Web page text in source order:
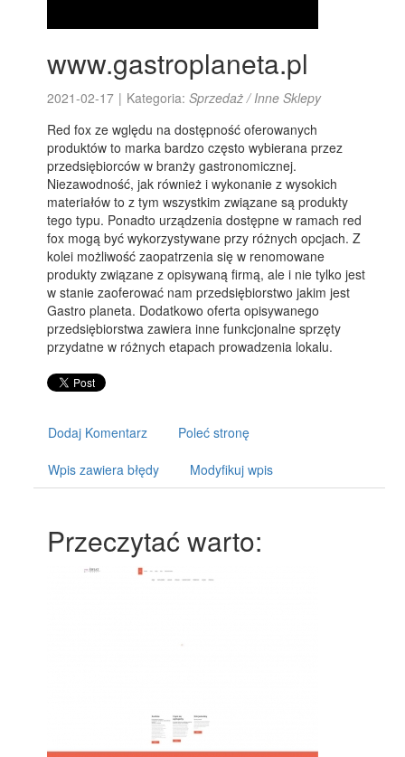
www.gastroplaneta.pl
2021-02-17 | Kategoria:Sprzedaż / Inne Sklepy
Red fox ze wględu na dostępność oferowanych
produktów to marka bardzo często wybierana przez
przedsiębiorców w branży gastronomicznej.
Niezawodność, jak również i wykonanie z wysokich
materiałów to z tym wszystkim związane są produkty
tego typu. Ponadto urządzenia dostępne w ramach red
fox mogą być wykorzystywane przy różnych opcjach. Z
kolei możliwość zaopatrzenia się w renomowane
produkty związane z opisywaną firmą, ale i nie tylko jest
w stanie zaoferować nam przedsiębiorstwo jakim jest
Gastro planeta. Dodatkowo oferta opisywanego
przedsiębiorstwa zawiera inne funkcjonalne sprzęty
przydatne w różnych etapach prowadzenia lokalu.
Dodaj Komentarz Poleć stronę
Wpis zawiera błędy Modyfikuj wpis
Przeczytać warto: